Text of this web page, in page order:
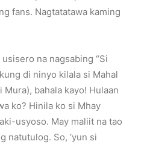
fans. Nagtatatawa kaming
na nagsabing “Si
di ninyo kilala si Mahal
bahala kayo! Hulaan
ko? Hinila ko si Mhay
usyoso. May maliit na tao
natutulog. So, ‘yun si